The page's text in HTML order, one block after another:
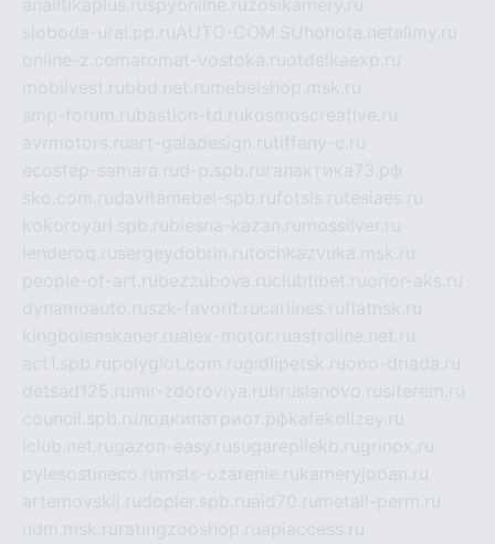
analitikaplus.ruspyonline.ruzosikamery.ru
sloboda-ural.pp.ruAUTO-COM.SU hohota.netalimy.ru
online-z.comaromat-vostoka.ruotdelkaexp.ru
mobilvest.rubbd.net.ru mebelshop.msk.ru
smp-forum.rubastion-td.rukosmoscreative.ru
avrmotors.ruart-galadesign.rutiffany-c.ru
ecostep-samara.rud-p.spb.ru галактика73.рф
sko.com.rudavitamebel-spb.rufotsis.rutesiaes.ru
kokoroyari.spb.rublesna-kazan.ru mossilver.ru
lenderoq.rusergeydobrin.rutochkazvuka.msk.ru
people-of-art.rubezzubova.ruclubtibet.ruorior-aks.ru
dynamoauto.ruszk-favorit.rucarlines.ruflatnsk.ru
kingbolenskaner.rualex-motor.ruastroline.net.ru
act1.spb.rupolyglot.com.rugidlipetsk.ruooo-driada.ru
detsad125.ru mir-zdoroviya.rubruslanovo.rusiterem.ru
council.spb.ruлодкипатриот.рфkafekolizey.ru
iclub.net.rugazon-easy.rusugarepilekb.rugrinox.ru
pylesostineco.ru msts-ozarenie.rukameryjooan.ru
artemovskij.rudopler.spb.ruaid70.ru metall-perm.ru
ndm.msk.ru ratingzooshop.ruapiaccess.ru